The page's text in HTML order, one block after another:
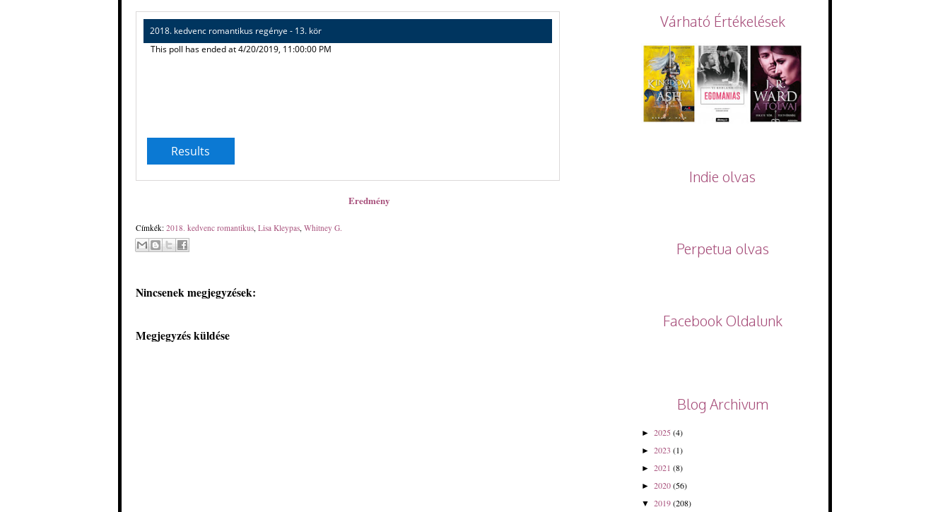
2018. kedvenc romantikus regénye - 13. kör
This poll has ended at 4/20/2019, 11:00:00 PM
Eredmény
Címkék: 2018. kedvenc romantikus Lisa Kleypas Whitney G.
Nincsenek megjegyzések:
Megjegyzés küldése
Várható Értékelések
Indie olvas
Perpetua olvas
Facebook Oldalunk
Blog Archivum
► 2025 (4)
► 2023 (1)
► 2021 (8)
► 2020(56)
▼ 2019(208)